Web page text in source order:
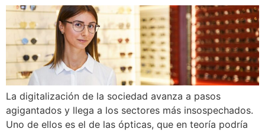
La digitalización de la sociedad avanza a pasos
agigantados y llega a los sectores más insospechados.
Uno de ellos es el de las ópticas, que en teoría podría